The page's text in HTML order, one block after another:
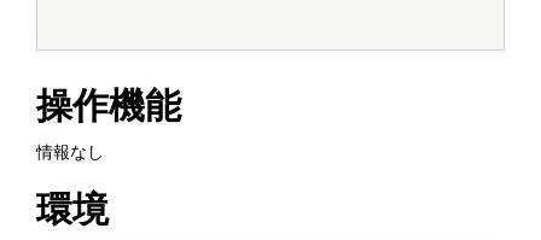
操作機能
情報なし
環境